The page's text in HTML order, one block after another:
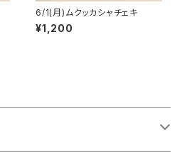
6/1(月)ムクッカシャチェキ
¥1,200